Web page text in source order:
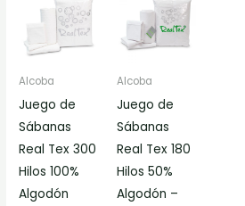
Alcoba
Juego de
Sábanas
Real Tex 300
Hilos 100%
Algodón
de
precios:
desde
$248.000
$345.000
producto
tiene
variantes.
Las
opciones
se
pueden
elegir
Alcoba
Juego de
Sábanas
Real Tex 180
Hilos 50%
Algodón –
de
precios:
desde
$93.000
producto
tiene
variantes.
Las
opciones
se
pueden
elegir